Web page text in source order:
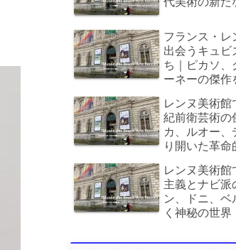
フランス・レ
出会うキュビ
ち｜ピカソ、
ーネーの傑作
レンヌ美術館
紀前衛芸術の
カ、ルオー、
り開いた革命
レンヌ美術館
主義とナビ派
ン、ドニ、ベ
く神秘の世界